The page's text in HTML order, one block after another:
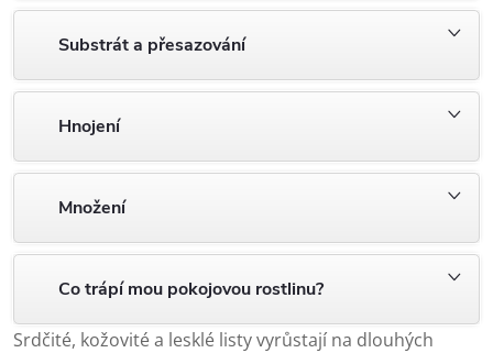
Substrát a přesazování
Hnojení
Množení
Co trápí mou pokojovou rostlinu?
Srdčité, kožovité a lesklé listy vyrůstají na dlouhých